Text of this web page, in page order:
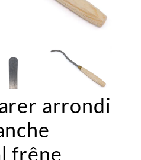
arrondi
frêne